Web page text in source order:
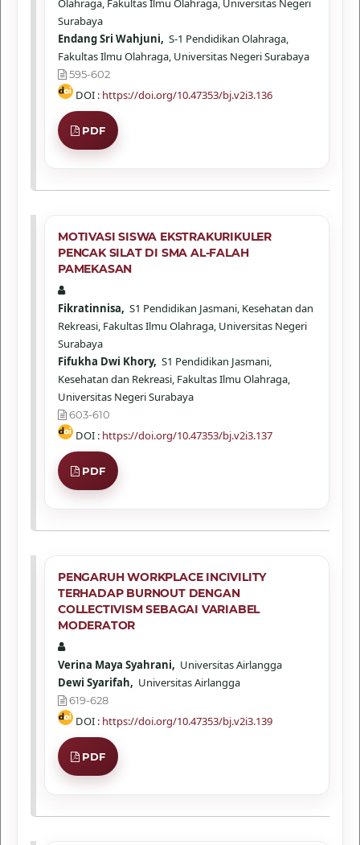
Olahraga, Fakultas Ilmu Olahraga, Universitas Negeri
Surabaya
Endang Sri Wahjuni, S-1 Pendidikan Olahraga,
Fakultas Ilmu Olahraga, Universitas Negeri Surabaya
595-602
DOI : https://doi.org/10.47353/bj.v2i3.136
PDF
MOTIVASI SISWA EKSTRAKURIKULER
PENCAK SILAT DI SMA AL-FALAH
PAMEKASAN
Fikratinnisa, S1 Pendidikan Jasmani, Kesehatan dan
Rekreasi, Fakultas Ilmu Olahraga, Universitas Negeri
Surabaya
Fifukha Dwi Khory, S1 Pendidikan Jasmani,
Kesehatan dan Rekreasi, Fakultas Ilmu Olahraga,
Universitas Negeri Surabaya
603-610
DOI : https://doi.org/10.47353/bj.v2i3.137
PDF
PENGARUH WORKPLACE INCIVILITY
TERHADAP BURNOUT DENGAN
COLLECTIVISM SEBAGAI VARIABEL
MODERATOR
Verina Maya Syahrani, Universitas Airlangga
Dewi Syarifah, Universitas Airlangga
619-628
DOI : https://doi.org/10.47353/bj.v2i3.139
PDF